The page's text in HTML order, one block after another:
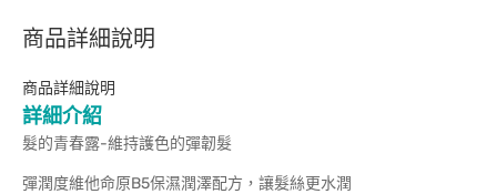
商品詳細說明
商品詳細說明
詳細介紹
髮的青春露-維持護色的彈韌髮
彈潤度維他命原B5保濕潤澤配方，讓髮絲更水潤